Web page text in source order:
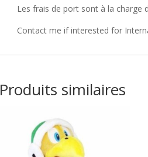
Les frais de port sont à la charge
Contact me if interested for
Produits similaires